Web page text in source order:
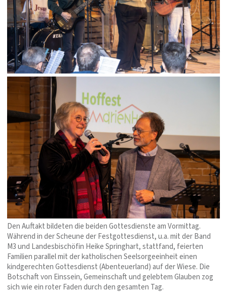
Den Auftakt bildeten die beiden Gottesdienste am Vormittag.
Während in der Scheune der Festgottesdienst, u.a. mit der Band
M3 und Landesbischöfin Heike Springhart, stattfand, feierten
Familien parallel mit der katholischen Seelsorgeeinheit einen
kindgerechten Gottesdienst (Abenteuerland) auf der Wiese. Die
Botschaft von Einssein, Gemeinschaft und gelebtem Glauben zog
sich wie ein roter Faden durch den gesamten Tag.